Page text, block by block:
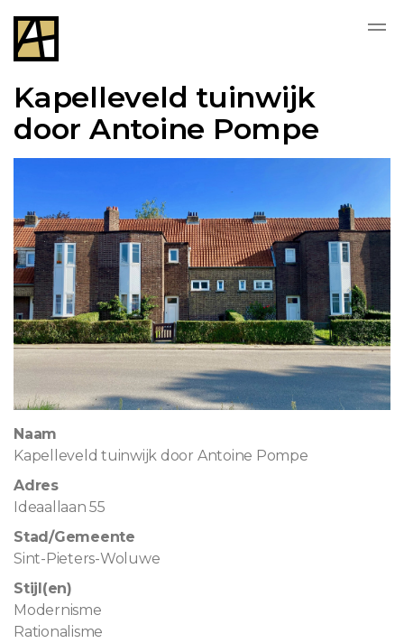
Kapelleveld tuinwijk
door Antoine Pompe
Naam
Kapelleveld tuinwijk door Antoine Pompe
Adres
Ideaallaan 55
Stad/Gemeente
Sint-Pieters-Woluwe
Stijl(en)
Modernisme
Rationalisme